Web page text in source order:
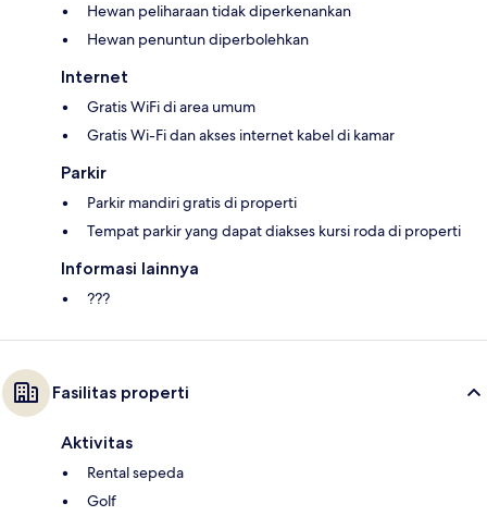
Hewan peliharaan tidak diperkenankan
Hewan penuntun diperbolehkan
Internet
Gratis WiFi di area umum
Gratis Wi-Fi dan akses internet kabel di kamar
Parkir
Parkir mandiri gratis di properti
Tempat parkir yang dapat diakses kursi roda di properti
Informasi lainnya
???
Fasilitas properti
Aktivitas
Rental sepeda
Golf